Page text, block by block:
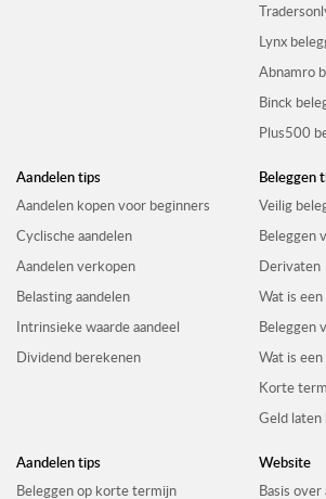
Lynx
Abnamro
Binck
Plus500
Aandelen tips
Aandelen kopen voor beginners
Cyclische aandelen
Aandelen verkopen
Belasting aandelen
Intrinsieke waarde aandeel
Dividend berekenen
Beleggen
Veilig
Beleggen
Derivaten
Wat is
Beleggen
Wat is
Korte
Geld laten
Aandelen tips
Beleggen op korte termijn
Website
Basis over